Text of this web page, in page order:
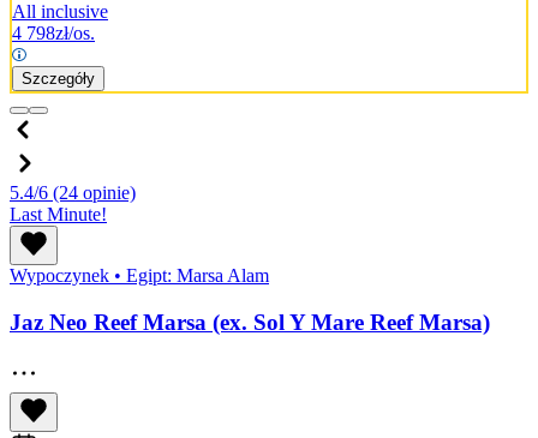
All inclusive
4 798zł/os.
Szczegóły
5.4/6 (24 opinie)
Last Minute!
Wypoczynek • Egipt: Marsa Alam
Jaz Neo Reef Marsa (ex. Sol Y Mare Reef Marsa)